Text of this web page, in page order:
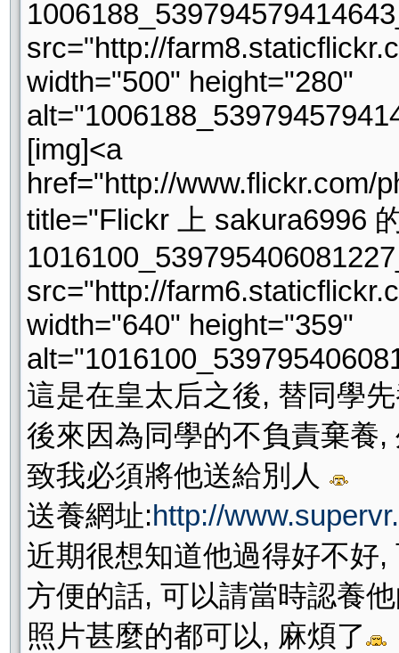
src="http://
width="500" height="280"
[img]<a
href="http://www.flickr.com/
title="Flickr 上 sakura6996
src="http://
width="640" height="359"
這是在皇太后之後, 替同學
後來因為同學的不負責棄養
致我必須將他送給別人
送養網址:http://
近期很想知道他過得好不好
方便的話, 可以請當時認養
照片甚麼的都可以, 麻煩了